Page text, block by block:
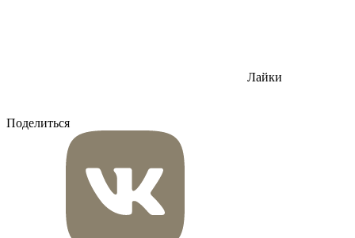
Лайки
Поделиться